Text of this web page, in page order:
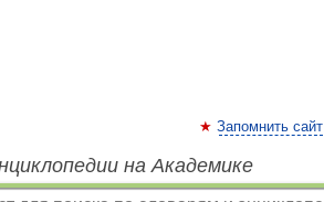
Запомнить сайт
на Академике